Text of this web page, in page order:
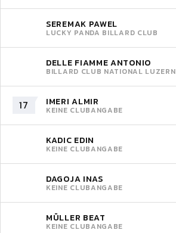
SEREMAK PAWEL
LUCKY PANDA BILLARD CLUB
DELLE FIAMME ANTONIO
BILLARD CLUB NATIONAL LUZERN
17 IMERI ALMIR
KEINE CLUBANGABE
KADIC EDIN
KEINE CLUBANGABE
DAGOJA INAS
KEINE CLUBANGABE
MÜLLER BEAT
KEINE CLUBANGABE